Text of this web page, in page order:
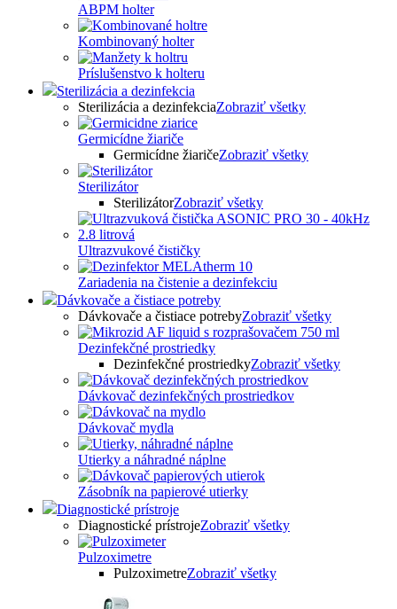
ABPM holter
Kombinovaný holter
Príslušenstvo k holteru
Sterilizácia a dezinfekcia
Sterilizácia a dezinfekciaZobraziť všetky
Germicídne žiariče
Germicídne žiaričeZobraziť všetky
Sterilizátor
SterilizátorZobraziť všetky
Ultrazvukové čističky
Zariadenia na čistenie a dezinfekciu
Dávkovače a čistiace potreby
Dávkovače a čistiace potrebyZobraziť všetky
Dezinfekčné prostriedky
Dezinfekčné prostriedkyZobraziť všetky
Dávkovač dezinfekčných prostriedkov
Dávkovač mydla
Utierky a náhradné náplne
Zásobník na papierové utierky
Diagnostické prístroje
Diagnostické prístrojeZobraziť všetky
Pulzoximetre
PulzoximetreZobraziť všetky